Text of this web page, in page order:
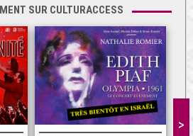
SUR CULTURACCESS
>